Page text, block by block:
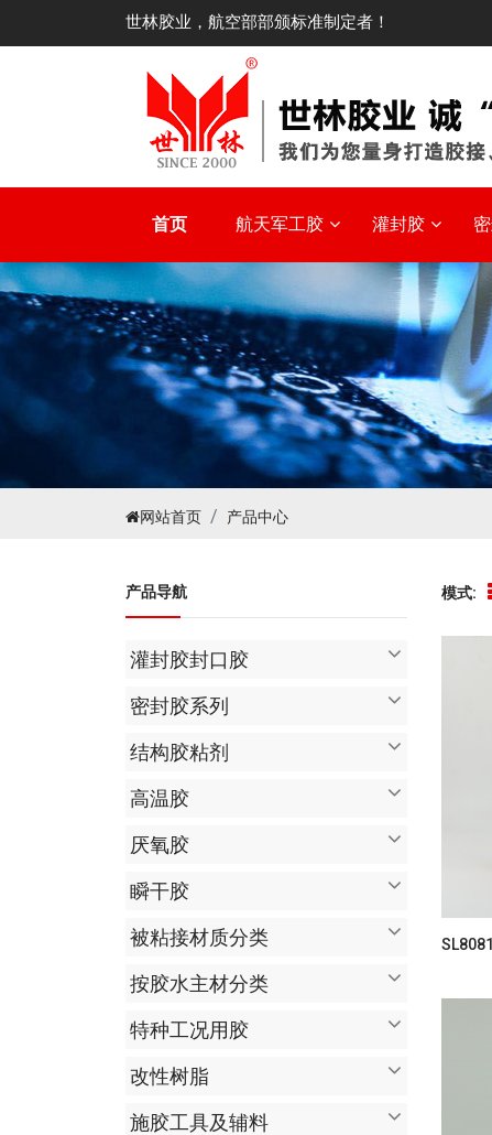
世林胶业，航空部部颁标准制定者！
首页 航天军工胶 灌封胶
网站首页 产品中心
产品导航
灌封胶封口胶
密封胶系列
结构胶粘剂
高温胶
厌氧胶
瞬干胶
被粘接材质分类
按胶水主材分类
特种工况用胶
改性树脂
施胶工具及辅料
模式: